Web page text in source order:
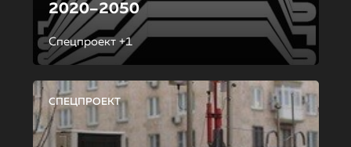
2020–2050
Спецпроект +1
СПЕЦПРОЕКТ